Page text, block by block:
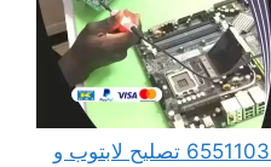
مهندس كمبيوتر النويصيب 65511033 تصليح لابتوب و